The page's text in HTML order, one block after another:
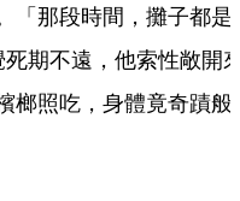
「那段時間，攤子都是
期不遠，他索性敞開
榔照吃，身體竟奇蹟般